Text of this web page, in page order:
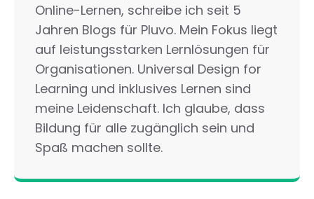
Online-Lernen, schreibe ich seit 5
Jahren Blogs für Pluvo. Mein Fokus liegt
auf leistungsstarken Lernlösungen für
Organisationen. Universal Design for
Learning und inklusives Lernen sind
meine Leidenschaft. Ich glaube, dass
Bildung für alle zugänglich sein und
Spaß machen sollte.